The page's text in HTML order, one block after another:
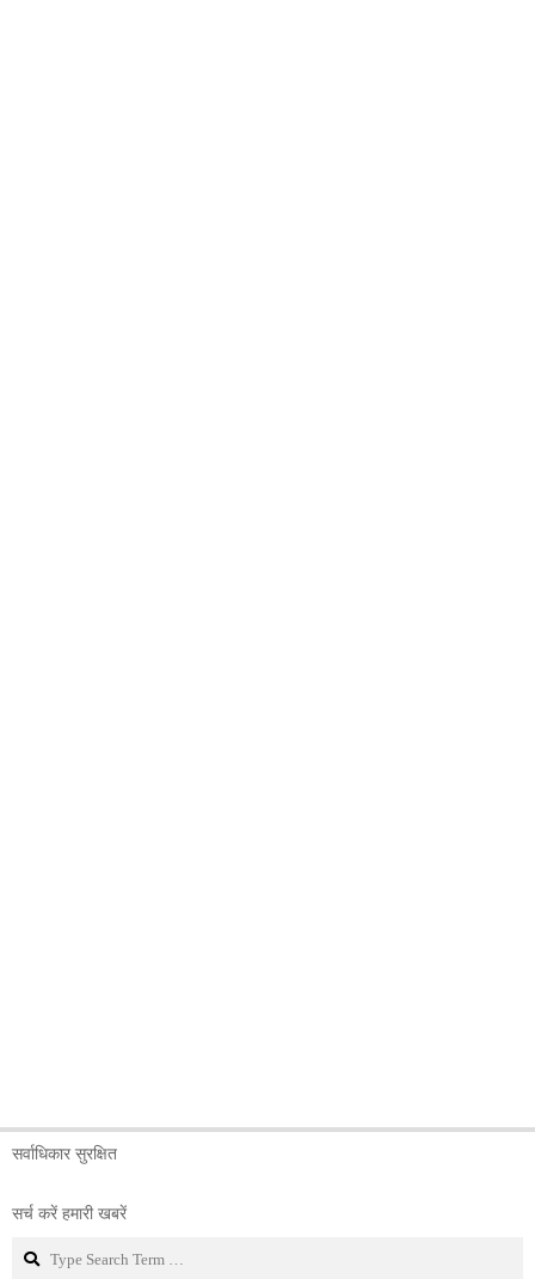
सर्वाधिकार सुरक्षित
सर्च करें हमारी खबरें